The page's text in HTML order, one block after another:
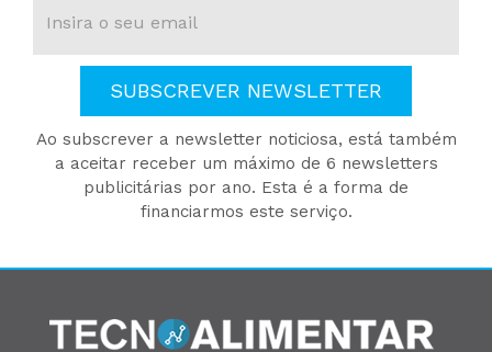
SUBSCREVER NEWSLETTER
Ao subscrever a newsletter noticiosa, está também
a aceitar receber um máximo de 6 newsletters
publicitárias por ano. Esta é a forma de
financiarmos este serviço.